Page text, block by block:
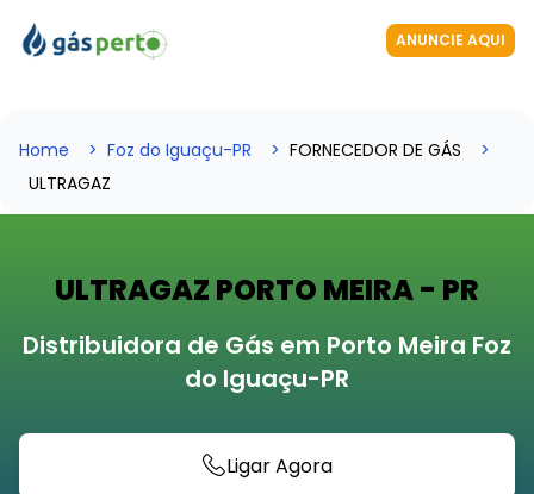
ANUNCIE AQUI
Home Foz do Iguaçu-PR
FORNECEDOR DE GÁS
ULTRAGAZ
ULTRAGAZ PORTO MEIRA - PR
Distribuidora de Gás em Porto Meira Foz
do Iguaçu-PR
Ligar Agora